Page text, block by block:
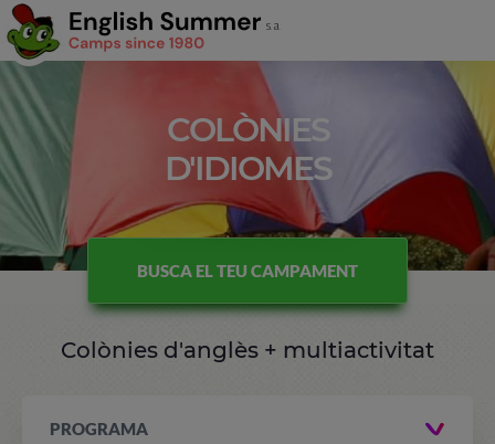
COLÒNIES
D'IDIOMES
BUSCA EL TEU CAMPAMENT
Colònies d'anglès + multiactivitat
PROGRAMA